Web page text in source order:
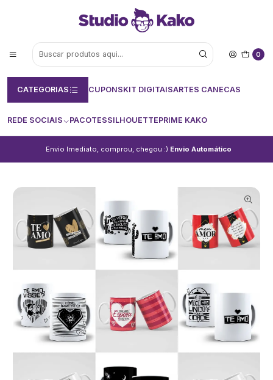
0
CATEGORIAS CUPONSKIT DIGITAISARTES CANECAS
REDE SOCIAIS PACOTESSILHOUETTEPRIME KAKO
Envio Imediato, comprou, chegou :) Envio Automático